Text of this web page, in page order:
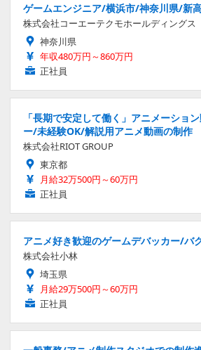
ゲームエンジニア/横浜市/神奈川県/新
株式会社コーエーテクモホールディングス
神奈川県
年収480万円～860万円
正社員
「長期で安定して働く」アニメーショ
ー/未経験OK/解説用アニメ動画の制作
株式会社RIOT GROUP
東京都
月給32万500円～60万円
正社員
アニメ好き歓迎のゲームデバッカー/バ
株式会社小林
埼玉県
月給29万500円～60万円
正社員